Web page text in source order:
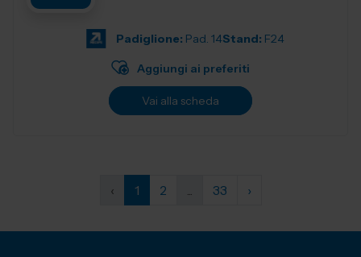
Padiglione: Pad. 14Stand: F24
Aggiungi ai preferiti
Vai alla scheda
‹ 1 2 ... 33 ›